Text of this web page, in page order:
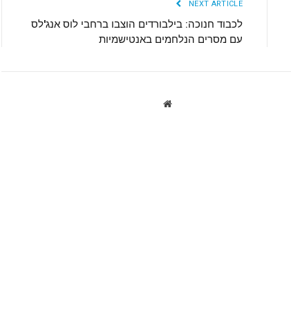
NEXT ARTICLE
לכבוד חנוכה: בילבורדים הוצבו ברחבי לוס אנג'לס
עם מסרים הנלחמים באנטישמיות
Website